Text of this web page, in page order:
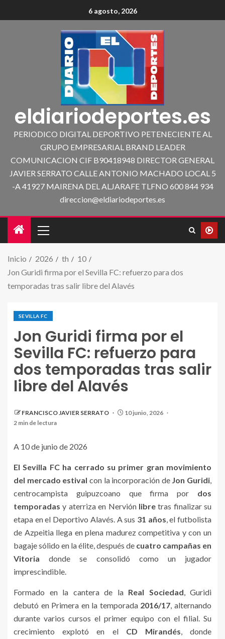
6 agosto, 2026
eldiariodeportes.es
PERIODICO DIGITAL DEPORTIVO PETENECIENTE AL
GRUPO EMPRESARIAL BRAND LEADER
COMUNICACION CIF B90418948 DIRECTOR GENERAL
JAVIER SERRATO CALLE ANTONIO MACHADO LOCAL 5
-A 41927 MAIRENA DEL ALJARAFE TLFNO 600 844 934
direccion@eldiariodeportes.es
Inicio 2026 th
10
Jon Guridi firma por el Sevilla FC: refuerzo para dos
temporadas tras salir libre del Alavés
SEVILLA FC
Jon Guridi firma por el
Sevilla FC: refuerzo para
dos temporadas tras salir
libre del Alavés
FRANCISCO JAVIER SERRATO
10 junio, 2026
2 min de lectura
A 10 de junio de 2026
El Sevilla FC ha cerrado su primer gran movimiento
del mercado estival con la incorporación de Jon Guridi,
centrocampista guipuzcoano que firma por dos
temporadas y aterriza en Nervión libretras finalizar su
etapa en el Deportivo Alavés. A sus 31 años, el futbolista
de Azpeitia llega en plena madurez competitiva y con un
bagaje sólido en la élite, después de cuatro campañas en
Vitoria donde se consolidó como un jugador
imprescindible.
Formado en la cantera de la Real Sociedad, Guridi
debutó en Primera en la temporada 2016/17, alternando
durante varios cursos el primer equipo con el filial. Su
crecimiento explotó en el CD Mirandés, donde